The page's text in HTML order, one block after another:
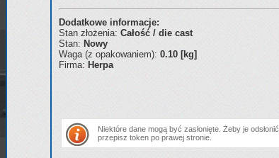
Dodatkowe informacje:
Stan złożenia: Całość / die cast
Stan: Nowy
Waga (z opakowaniem): 0.10 [kg]
Firma: Herpa
Niektóre dane mogą być zasłonięte. Żeby je odsłonić
przepisz token po prawej stronie.